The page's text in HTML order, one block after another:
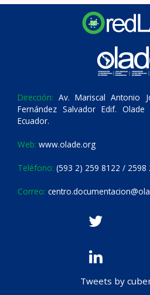
Dirección: Av. Mariscal Antonio
Fernández Salvador Edif.
Ecuador.
Web: www.olade.org
Teléfono: (593 2) 259 8122 / 2598
Correo:
Tweets by